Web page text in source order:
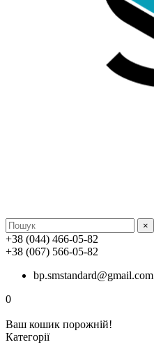
×
+38 (044) 466-05-82
+38 (067) 566-05-82
bp.smstandard@gmail.com
0
Ваш кошик порожній!
Категорії